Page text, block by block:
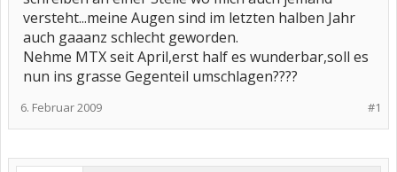
versteht...meine Augen sind im letzten halben Jahr
auch gaaanz schlecht geworden.
Nehme MTX seit April,erst half es wunderbar,soll es
nun ins grasse Gegenteil umschlagen????
#1
6. Februar 2009